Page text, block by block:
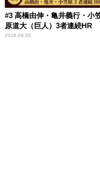
#3 高橋由伸・亀井義行・小笠
原道大（巨人）3者連続HR
2026.04.05